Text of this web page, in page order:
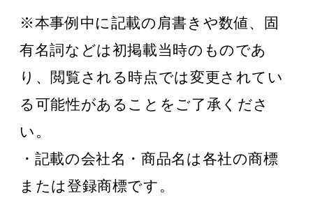
※本事例中に記載の肩書きや数値、固
有名詞などは初掲載当時のものであ
り、閲覧される時点では変更されてい
る可能性があることをご了承くださ
い。
・記載の会社名・商品名は各社の商標
または登録商標です。